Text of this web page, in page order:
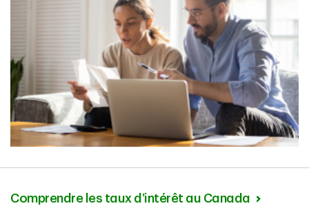
Comprendre les taux d’intérêt au Canada